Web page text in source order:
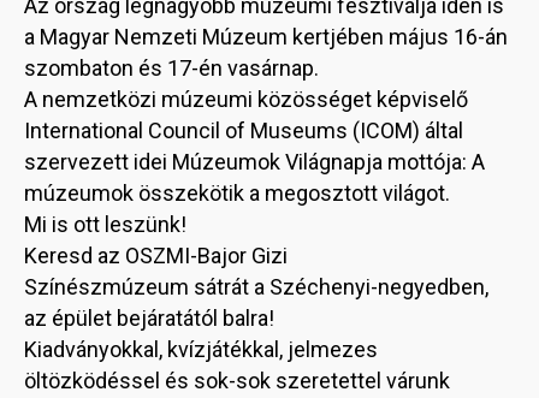
Az ország legnagyobb múzeumi fesztiválja idén is
a Magyar Nemzeti Múzeum kertjében május 16-án
szombaton és 17-én vasárnap.
A nemzetközi múzeumi közösséget képviselő
International Council of Museums (ICOM) által
szervezett idei Múzeumok Világnapja mottója: A
múzeumok összekötik a megosztott világot.
Mi is ott leszünk!
Keresd az OSZMI-Bajor Gizi
Színészmúzeum sátrát a Széchenyi-negyedben,
az épület bejáratától balra!
Kiadványokkal, kvízjátékkal, jelmezes
öltözködéssel és sok-sok szeretettel várunk